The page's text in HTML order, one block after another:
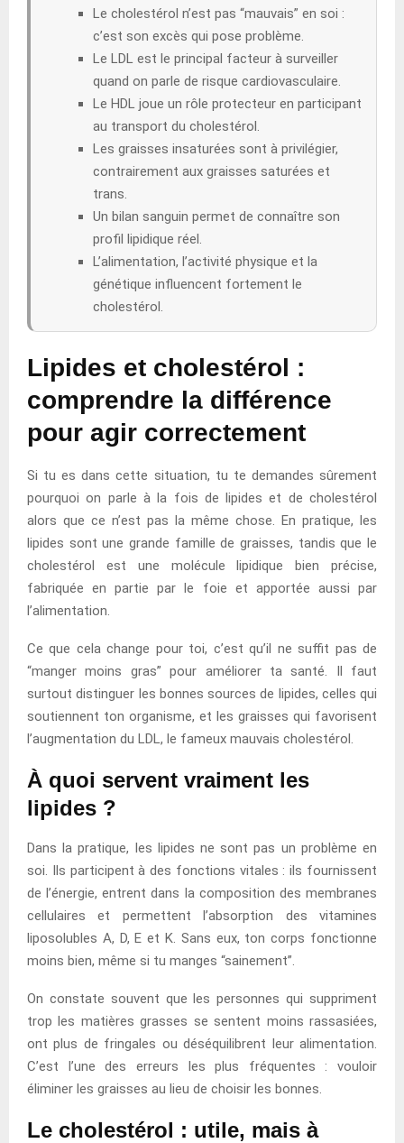
Le cholestérol n’est pas “mauvais” en soi :
c’est son excès qui pose problème.
Le LDL est le principal facteur à surveiller
quand on parle de risque cardiovasculaire.
Le HDL joue un rôle protecteur en participant
au transport du cholestérol.
Les graisses insaturées sont à privilégier,
contrairement aux graisses saturées et
trans.
Un bilan sanguin permet de connaître son
profil lipidique réel.
L’alimentation, l’activité physique et la
génétique influencent fortement le
cholestérol.
Lipides et cholestérol :
comprendre la différence
pour agir correctement
Si tu es dans cette situation, tu te demandes sûrement
pourquoi on parle à la fois de lipides et de cholestérol
alors que ce n’est pas la même chose. En pratique, les
lipides sont une grande famille de graisses, tandis que le
cholestérol est une molécule lipidique bien précise,
fabriquée en partie par le foie et apportée aussi par
l’alimentation.
Ce que cela change pour toi, c’est qu’il ne suffit pas de
“manger moins gras” pour améliorer ta santé. Il faut
surtout distinguer les bonnes sources de lipides, celles qui
soutiennent ton organisme, et les graisses qui favorisent
l’augmentation du LDL, le fameux mauvais cholestérol.
À quoi servent vraiment les
lipides ?
Dans la pratique, les lipides ne sont pas un problème en
soi. Ils participent à des fonctions vitales : ils fournissent
de l’énergie, entrent dans la composition des membranes
cellulaires et permettent l’absorption des vitamines
liposolubles A, D, E et K. Sans eux, ton corps fonctionne
moins bien, même si tu manges “sainement”.
On constate souvent que les personnes qui suppriment
trop les matières grasses se sentent moins rassasiées,
ont plus de fringales ou déséquilibrent leur alimentation.
C’est l’une des erreurs les plus fréquentes : vouloir
éliminer les graisses au lieu de choisir les bonnes.
Le cholestérol : utile, mais à